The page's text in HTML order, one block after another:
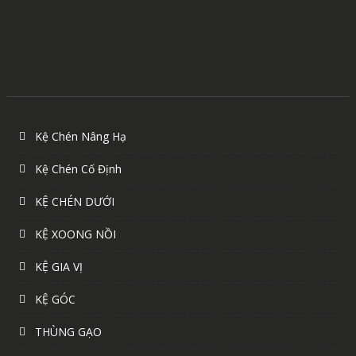
Kệ Chén Nâng Hạ
Kệ Chén Cố Định
KỆ CHÉN DƯỚI
KỆ XOONG NỒI
KỆ GIA VỊ
KỆ GÓC
THÙNG GẠO